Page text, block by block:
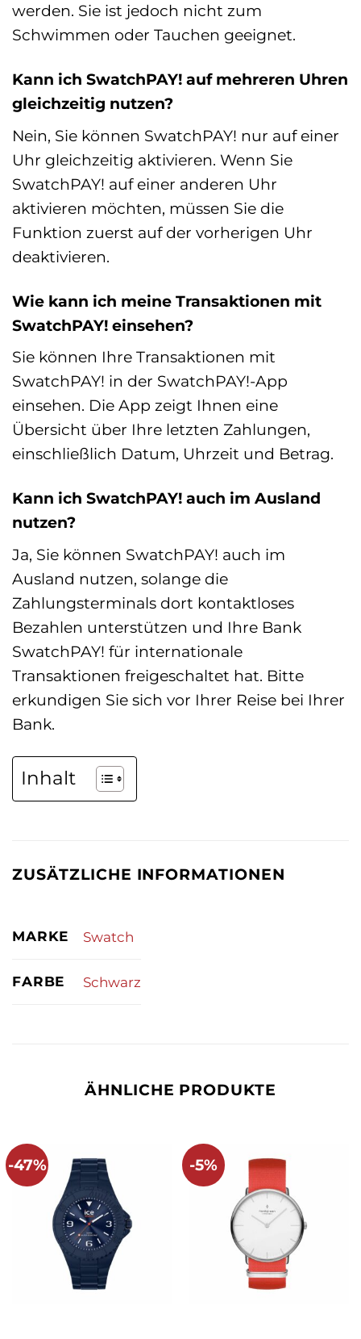
werden. Sie ist jedoch nicht zum
Schwimmen oder Tauchen geeignet.
Kann ich SwatchPAY! auf mehreren Uhren
gleichzeitig nutzen?
Nein, Sie können SwatchPAY! nur auf einer
Uhr gleichzeitig aktivieren. Wenn Sie
SwatchPAY! auf einer anderen Uhr
aktivieren möchten, müssen Sie die
Funktion zuerst auf der vorherigen Uhr
deaktivieren.
Wie kann ich meine Transaktionen mit
SwatchPAY! einsehen?
Sie können Ihre Transaktionen mit
SwatchPAY! in der SwatchPAY!-App
einsehen. Die App zeigt Ihnen eine
Übersicht über Ihre letzten Zahlungen,
einschließlich Datum, Uhrzeit und Betrag.
Kann ich SwatchPAY! auch im Ausland
nutzen?
Ja, Sie können SwatchPAY! auch im
Ausland nutzen, solange die
Zahlungsterminals dort kontaktloses
Bezahlen unterstützen und Ihre Bank
SwatchPAY! für internationale
Transaktionen freigeschaltet hat. Bitte
erkundigen Sie sich vor Ihrer Reise bei Ihrer
Bank.
Inhalt
ZUSÄTZLICHE INFORMATIONEN
MARKE Swatch
FARBE Schwarz
ÄHNLICHE PRODUKTE
-47% -5%